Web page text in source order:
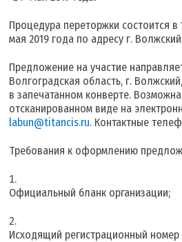
Процедура переторжки состоится в
мая 2019 года по адресу г.
Предложение на участие
Волгоградская область, г.
в запечатанном конверте.
отсканированном виде на
labun@titancis.ru. Контактные
Требования к оформлению
Официальный бланк организации;
Исходящий регистрационный номер